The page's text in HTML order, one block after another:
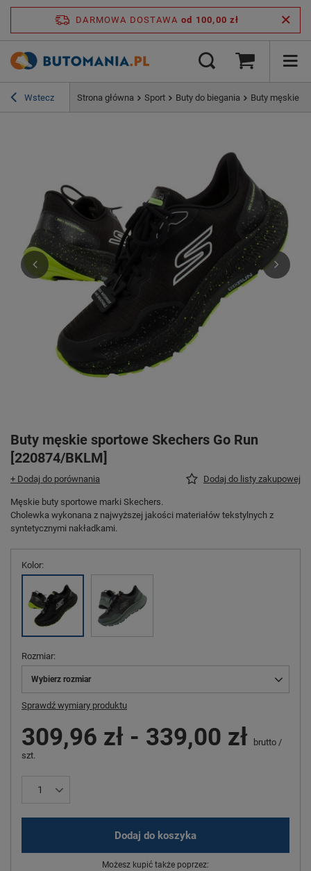
DARMOWA DOSTAWA od 100,00 zł
Wstecz Strona główna Sport Buty do biegania Buty męskie
Buty męskie sportowe Skechers Go Run
[220874/BKLM]
+ Dodaj do porównania Dodaj do listy zakupowej
Męskie buty sportowe marki Skechers.
Cholewka wykonana z najwyższej jakości materiałów tekstylnych z
syntetycznymi nakładkami.
Kolor
Rozmiar
Wybierz rozmiar
Sprawdź wymiary produktu
309,96 zł - 339,00 zł brutto /
szt.
Dodaj do koszyka
Możesz kupić także poprzez: